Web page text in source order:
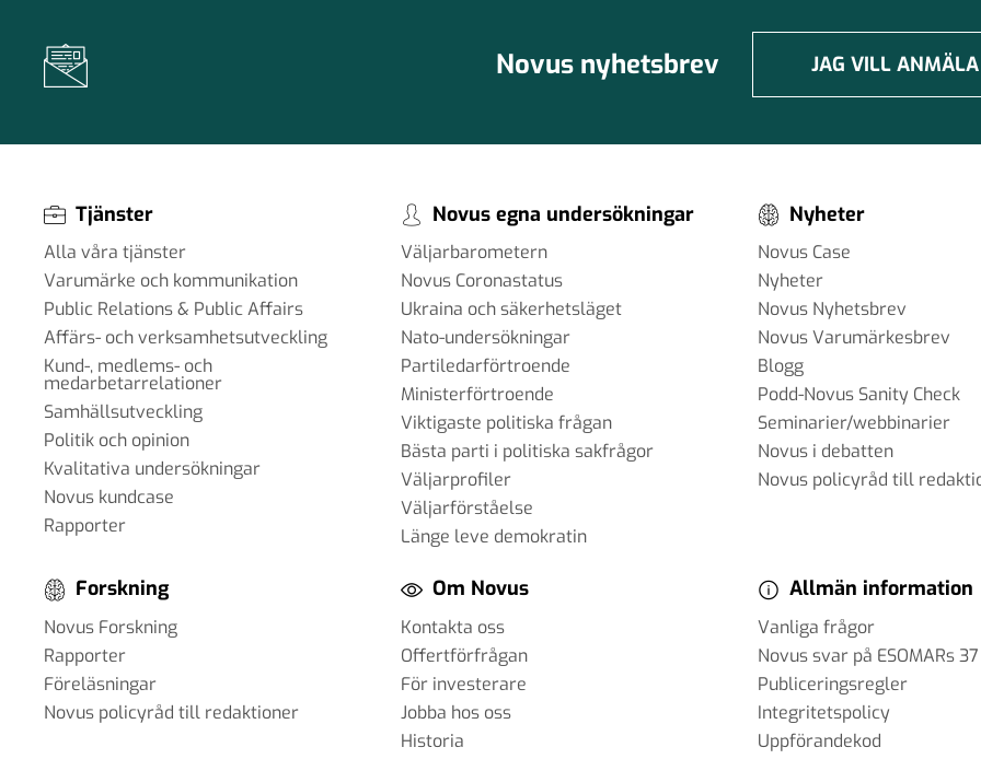
Novus nyhetsbrev JAG VILL
Tjänster
Alla våra tjänster
Varumärke och kommunikation
Public Relations & Public Affairs
Affärs- och verksamhetsutveckling
Kund-, medlems- och
medarbetarrelationer
Samhällsutveckling
Politik och opinion
Kvalitativa undersökningar
Novus kundcase
Rapporter
Novus egna undersökningar
Väljarbarometern
Novus Coronastatus
Ukraina och säkerhetsläget
Nato-undersökningar
Partiledarförtroende
Ministerförtroende
Viktigaste politiska frågan
Bästa parti i politiska sakfrågor
Väljarprofiler
Väljarförståelse
Länge leve demokratin
Nyheter
Novus Case
Nyheter
Novus Nyhetsbrev
Novus Varumärkesbrev
Blogg
Podd-Novus Sanity Check
Seminarier/webbinarier
Novus i debatten
Novus policyråd till
Forskning
Novus Forskning
Rapporter
Föreläsningar
Novus policyråd till redaktioner
Om Novus
Kontakta oss
Offertförfrågan
För investerare
Jobba hos oss
Historia
Allmän information
Vanliga frågor
Novus svar på ESOMARs
Publiceringsregler
Integritetspolicy
Uppförandekod